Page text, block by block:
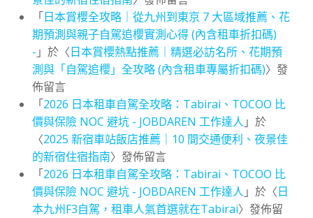
「日本賞櫻全攻略｜從九州到東京 7 大區域推薦、花
期預測與親子自駕追櫻實測心得 (內含租車折扣碼)
- 」於〈日本賞櫻熱點推薦｜精選必訪名所、花期預
測與「自駕追櫻」全攻略 (內含租車專屬折扣碼)〉發
佈留言
「2026 日本租車自駕全攻略：Tabirai、TOCOO 比
價與保險 NOC 避坑 - JOBDAREN 工作達人 」於
〈2025 新宿車站飯店推薦｜10 間交通便利、夜景佳
的新宿住宿指南〉發佈留言
「2026 日本租車自駕全攻略：Tabirai、TOCOO 比
價與保險 NOC 避坑 - JOBDAREN 工作達人 」於〈日
本九州F3自駕，租車人氣首選就在Tabirai〉發佈留